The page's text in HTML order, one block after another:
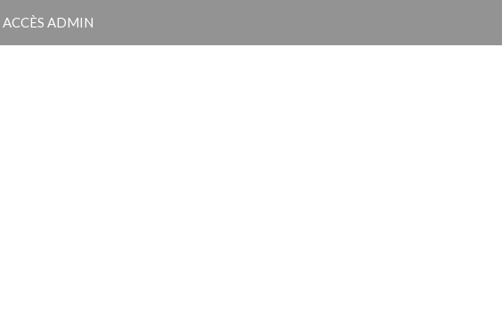
ACCÈS ADMIN